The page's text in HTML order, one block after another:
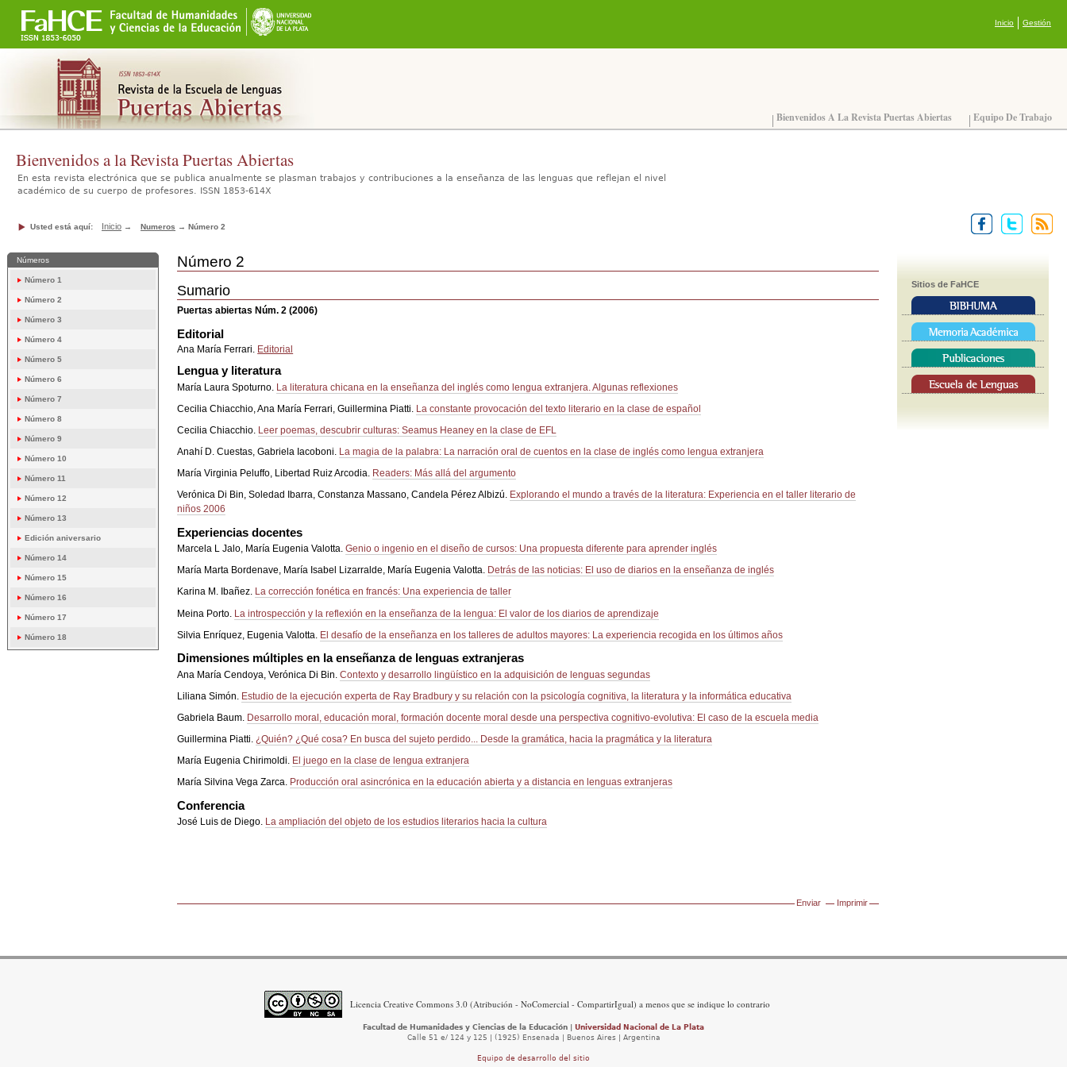
Inicio Gestión
navegación
Bienvenidos A La Revista Puertas Abiertas Equipo De Trabajo
Bienvenidos a la Revista Puertas Abiertas
En esta revista electrónica que se publica anualmente se plasman trabajos y contribuciones a la enseñanza de las lenguas que reflejan el nivel
académico de su cuerpo de profesores. ISSN 1853-614X
Usted está aquí: Inicio → Numeros → Número 2
Números
Número 1
Número 2
Número 3
Número 4
Número 5
Número 6
Número 7
Número 8
Número 9
Número 10
Número 11
Número 12
Número 13
Edición aniversario
Número 14
Número 15
Número 16
Número 17
Número 18
Número 2
Sumario
Puertas abiertas Núm. 2 (2006)
Editorial
Ana María Ferrari. Editorial
Lengua y literatura
María Laura Spoturno. La literatura chicana en la enseñanza del inglés como lengua extranjera. Algunas reflexiones
Cecilia Chiacchio, Ana María Ferrari, Guillermina Piatti. La constante provocación del texto literario en la clase de español
Cecilia Chiacchio. Leer poemas, descubrir culturas: Seamus Heaney en la clase de EFL
Anahí D. Cuestas, Gabriela Iacoboni. La magia de la palabra: La narración oral de cuentos en la clase de inglés como lengua extranjera
María Virginia Peluffo, Libertad Ruiz Arcodia. Readers: Más allá del argumento
Verónica Di Bin, Soledad Ibarra, Constanza Massano, Candela Pérez Albizú. Explorando el mundo a través de la literatura: Experiencia en el taller literario de
niños 2006
Experiencias docentes
Marcela L Jalo, María Eugenia Valotta.Genio o ingenio en el diseño de cursos: Una propuesta diferente para aprender inglés
María Marta Bordenave, María Isabel Lizarralde, María Eugenia Valotta. Detrás de las noticias: El uso de diarios en la enseñanza de inglés
Karina M. Ibañez. La corrección fonética en francés: Una experiencia de taller
Meina Porto. La introspección y la reflexión en la enseñanza de la lengua: El valor de los diarios de aprendizaje
Silvia Enríquez, Eugenia Valotta. El desafío de la enseñanza en los talleres de adultos mayores: La experiencia recogida en los últimos años
Dimensiones múltiples en la enseñanza de lenguas extranjeras
Ana María Cendoya, Verónica Di Bin.Contexto y desarrollo lingüístico en la adquisición de lenguas segundas
Liliana Simón. Estudio de la ejecución experta de Ray Bradbury y su relación con la psicología cognitiva, la literatura y la informática educativa
Gabriela Baum. Desarrollo moral, educación moral, formación docente moral desde una perspectiva cognitivo-evolutiva: El caso de la escuela media
Guillermina Piatti.¿Quién? ¿Qué cosa? En busca del sujeto perdido... Desde la gramática, hacia la pragmática y la literatura
María Eugenia Chirimoldi. El juego en la clase de lengua extranjera
María Silvina Vega Zarca. Producción oral asincrónica en la educación abierta y a distancia en lenguas extranjeras
Conferencia
José Luis de Diego. La ampliación del objeto de los estudios literarios hacia la cultura
Enviar Imprimir
Sitios de FaHCE
Licencia Creative Commons 3.0 (Atribución - NoComercial - CompartirIgual) a menos que se indique lo contrario
Facultad de Humanidades y Ciencias de la Educación | Universidad Nacional de La Plata
Calle 51 e/ 124 y 125 | (1925) Ensenada | Buenos Aires | Argentina
Equipo de desarrollo del sitio